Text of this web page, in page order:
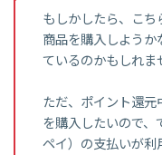
もしかしたら、こ
商品を購入しようか
ているのかもしれま
ただ、ポイント還
を購入したいので
ペイ）の支払いが